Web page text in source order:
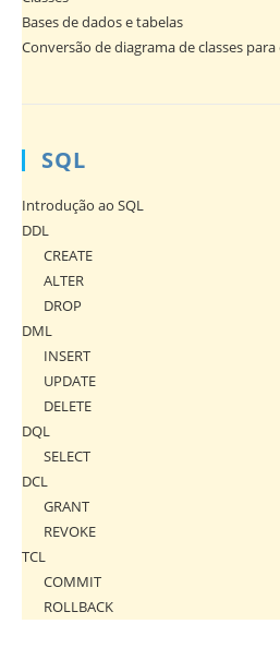
Bases de dados e tabelas
Conversão de diagrama de classes
SQL
Introdução ao SQL
DDL
CREATE
ALTER
DROP
DML
INSERT
UPDATE
DELETE
DQL
SELECT
DCL
GRANT
REVOKE
TCL
COMMIT
ROLLBACK